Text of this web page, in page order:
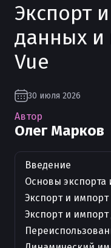
Экспорт
данных и
Vue
30 июля 2026
Автор
Олег Марков
Введение
Основы экспорта
Экспорт и
Экспорт и